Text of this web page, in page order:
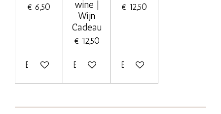
€ 6,50
Bekijk details
wine |
Wijn
Cadeau
€ 12,50
Bekijk details
€ 12,50
Bekijk details